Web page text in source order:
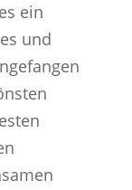
ein
und